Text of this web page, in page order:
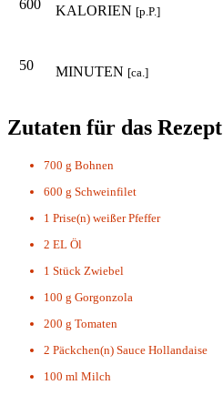
600 KALORIEN [p.P.]
50 MINUTEN [ca.]
Zutaten für das Rezept
700 g Bohnen
600 g Schweinfilet
1 Prise(n) weißer Pfeffer
2 EL Öl
1 Stück Zwiebel
100 g Gorgonzola
200 g Tomaten
2 Päckchen(n) Sauce Hollandaise
100 ml Milch